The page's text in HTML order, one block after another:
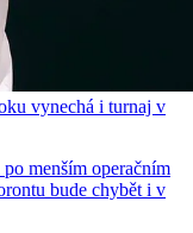
vynechá i turnaj v
menším operačním
bude chybět i v